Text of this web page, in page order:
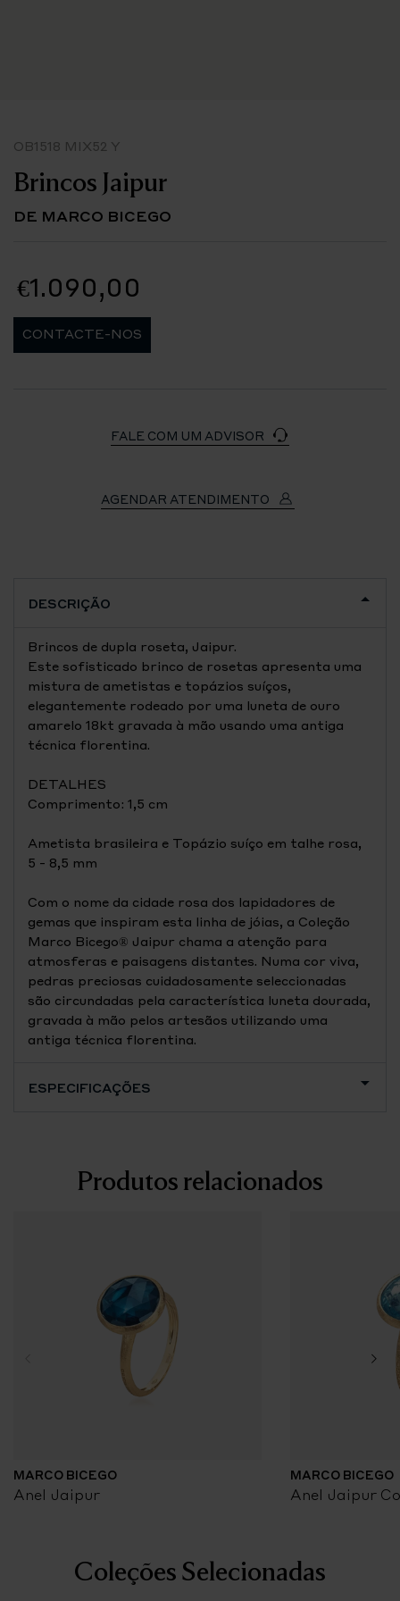
OB1518 MIX52 Y
Brincos Jaipur
DE MARCO BICEGO
€1.090,00
CONTACTE-NOS
FALE COM UM ADVISOR
AGENDAR ATENDIMENTO
DESCRIÇÃO
Brincos de dupla roseta, Jaipur.
Este sofisticado brinco de rosetas apresenta uma
mistura de ametistas e topázios suíços,
elegantemente rodeado por uma luneta de ouro
amarelo 18kt gravada à mão usando uma antiga
técnica florentina.
DETALHES
Comprimento: 1,5 cm
Ametista brasileira e Topázio suíço em talhe rosa,
5 - 8,5 mm
Com o nome da cidade rosa dos lapidadores de
gemas que inspiram esta linha de jóias, a Coleção
Marco Bicego® Jaipur chama a atenção para
atmosferas e paisagens distantes. Numa cor viva,
pedras preciosas cuidadosamente seleccionadas
são circundadas pela característica luneta dourada,
gravada à mão pelos artesãos utilizando uma
antiga técnica florentina.
ESPECIFICAÇÕES
Produtos relacionados
MARCO BICEGO
Anel Jaipur
MARCO BICEGO
Anel Jaipur
Coleções Selecionadas